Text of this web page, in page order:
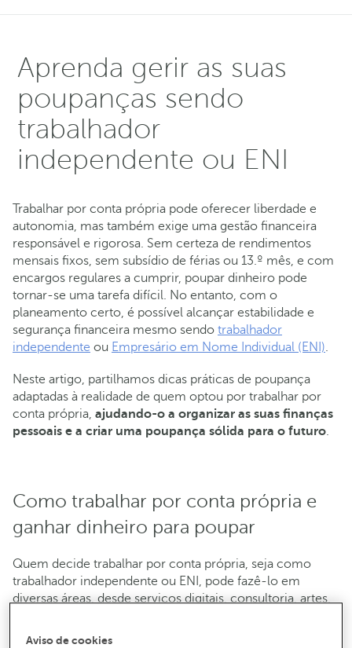
Aprenda gerir as suas
poupanças sendo
trabalhador
independente ou ENI
Trabalhar por conta própria pode oferecer liberdade e
autonomia, mas também exige uma gestão financeira
responsável e rigorosa. Sem certeza de rendimentos
mensais fixos, sem subsídio de férias ou 13.º mês, e com
encargos regulares a cumprir, poupar dinheiro pode
tornar-se uma tarefa difícil. No entanto, com o
planeamento certo, é possível alcançar estabilidade e
segurança financeira mesmo sendo trabalhador
independente ou Empresário em Nome Individual (ENI).
Neste artigo, partilhamos dicas práticas de poupança
adaptadas à realidade de quem optou por trabalhar por
conta própria, ajudando-o a organizar as suas finanças
pessoais e a criar uma poupança sólida para o futuro.
Como trabalhar por conta própria e
ganhar dinheiro para poupar
Quem decide trabalhar por conta própria, seja como
trabalhador independente ou ENI, pode fazê-lo em
diversas áreas, desde serviços digitais, consultoria, artes,
conta própria.
Aviso de cookies